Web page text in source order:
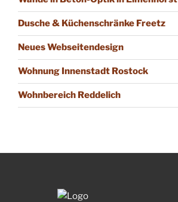
Dusche & Küchenschränke Freetz
Neues Web­seiten­design
Wohnung Innenstadt Rostock
Wohnbereich Reddelich